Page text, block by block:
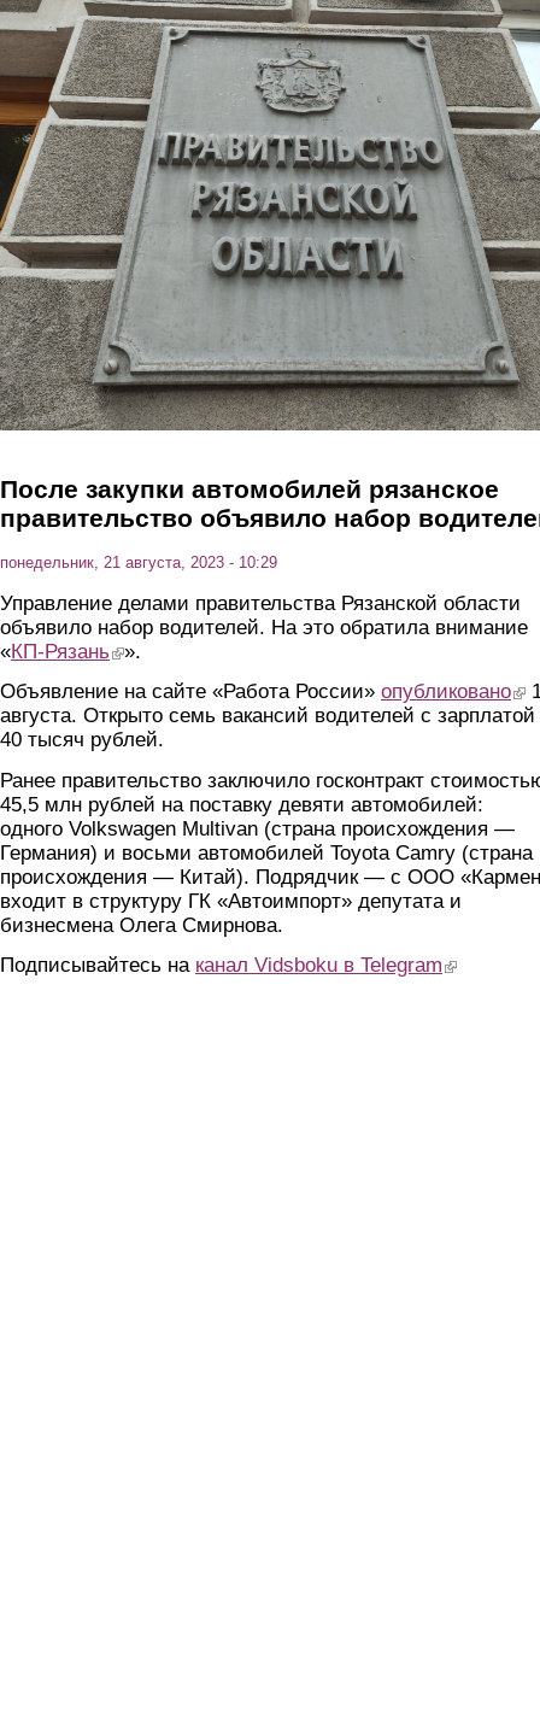
Перейти к основному содержанию
После закупки автомобилей рязанское
правительство объявило набор
понедельник, 21 августа, 2023 - 10:29
Управление делами правительства Рязанской области
объявило набор водителей. На это обратила внимание
«КП-Рязань (link is external)
».
Объявление на сайте «Работа России» опубликовано
августа. Открыто семь вакансий водителей с
40 тысяч рублей.
Ранее правительство заключило госконтракт
45,5 млн рублей на поставку девяти автомобилей:
одного Volkswagen Multivan (страна происхождения —
Германия) и восьми автомобилей Toyota Camry (страна
происхождения — Китай). Подрядчик — с ООО
входит в структуру ГК «Автоимпорт» депутата и
бизнесмена Олега Смирнова.
Подписывайтесь на канал Vidsboku в Telegram (link is